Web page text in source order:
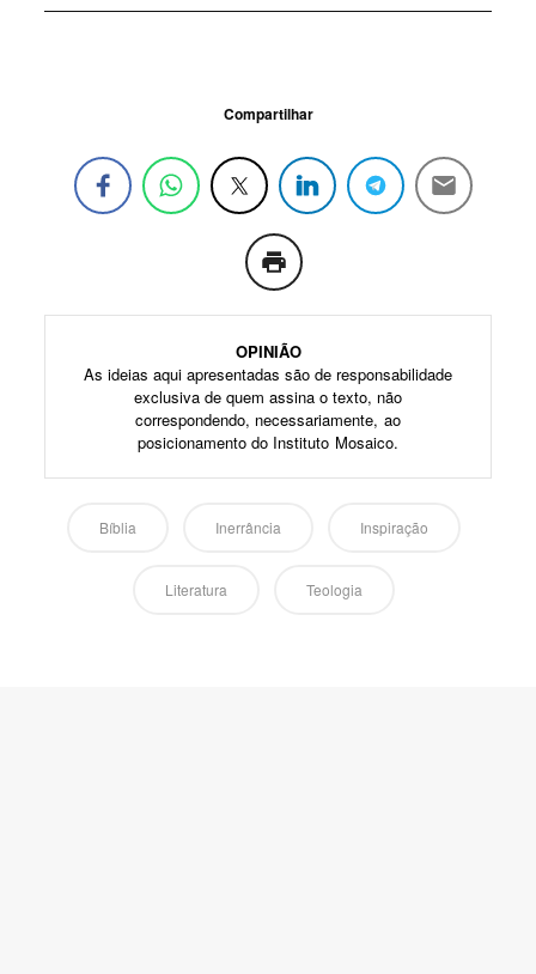
Compartilhar
OPINIÃO
As ideias aqui apresentadas são de responsabilidade
exclusiva de quem assina o texto, não
correspondendo, necessariamente, ao
posicionamento do Instituto Mosaico.
Bíblia Inerrância Inspiração
Literatura Teologia